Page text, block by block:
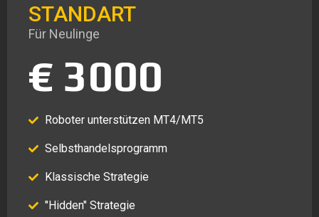
STANDART
Für Neulinge
€ 3000
Roboter unterstützen MT4/MT5
Selbsthandelsprogramm
Klassische Strategie
"Hidden" Strategie